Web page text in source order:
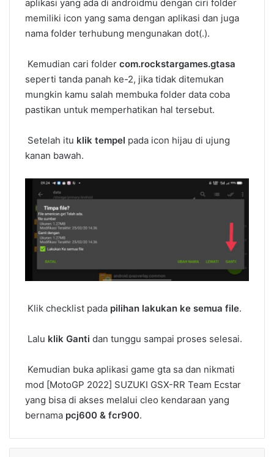
aplikasi yang ada di androidmu dengan ciri folder
memiliki icon yang sama dengan aplikasi dan juga
nama folder terhubung mengunakan dot(.).
Kemudian cari folder com.rockstargames.gtasa
seperti tanda panah ke-2, jika tidak ditemukan
mungkin kamu salah membuka folder data coba
pastikan untuk memperhatikan hal tersebut.
Setelah itu klik tempel pada icon hijau di ujung
kanan bawah.
Klik checklist pada pilihan lakukan ke semua file.
Lalu klik Ganti dan tunggu sampai proses selesai.
Kemudian buka aplikasi game gta sa dan nikmati
mod [MotoGP 2022] SUZUKI GSX-RR Team Ecstar
yang bisa di akses melalui cleo kendaraan yang
bernama pcj600 & fcr900.